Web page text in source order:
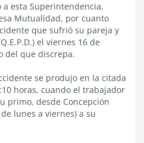
esta Superintendencia,
Mutualidad, por cuanto
que sufrió su pareja y
el viernes 16 de
del que discrepa.
se produjo en la citada
horas, cuando el trabajador
primo, desde Concepción
lunes a viernes) a su